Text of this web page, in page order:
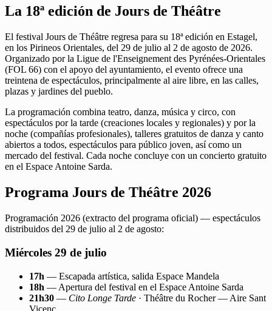
La 18ª edición de Jours de Théâtre
El festival Jours de Théâtre regresa para su 18ª edición en Estagel,
en los Pirineos Orientales, del 29 de julio al 2 de agosto de 2026.
Organizado por la Ligue de l'Enseignement des Pyrénées-Orientales
(FOL 66) con el apoyo del ayuntamiento, el evento ofrece una
treintena de espectáculos, principalmente al aire libre, en las calles,
plazas y jardines del pueblo.
La programación combina teatro, danza, música y circo, con
espectáculos por la tarde (creaciones locales y regionales) y por la
noche (compañías profesionales), talleres gratuitos de danza y canto
abiertos a todos, espectáculos para público joven, así como un
mercado del festival. Cada noche concluye con un concierto gratuito
en el Espace Antoine Sarda.
Programa Jours de Théâtre 2026
Programación 2026 (extracto del programa oficial) — espectáculos
distribuidos del 29 de julio al 2 de agosto:
Miércoles 29 de julio
17h — Escapada artística, salida Espace Mandela
18h — Apertura del festival en el Espace Antoine Sarda
21h30 — Cito Longe Tarde · Théâtre du Rocher — Aire Sant
Vicenç